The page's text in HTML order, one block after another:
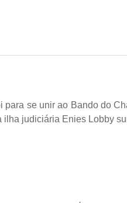
para se unir ao Bando do
judiciária Enies Lobby